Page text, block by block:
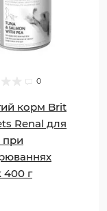
0
корм Brit
Renal для
при
400 г